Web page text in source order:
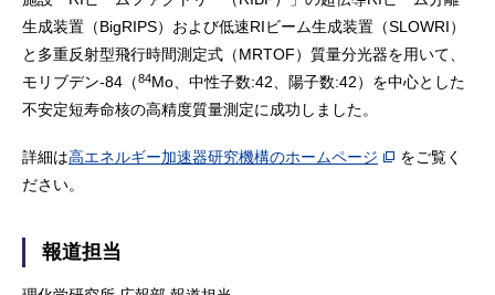
生成装置（BigRIPS）および低速RIビーム生成装置（SLOWRI）
と多重反射型飛行時間測定式（MRTOF）質量分光器を用いて、
モリブデン-84（84Mo、中性子数:42、陽子数:42）を中心とした
不安定短寿命核の高精度質量測定に成功しました。
詳細は高エネルギー加速器研究機構のホームページ
をご覧く
ださい。
報道担当